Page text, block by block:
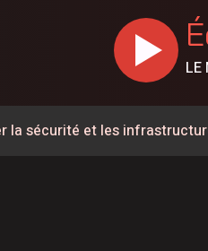
LE
la sécurité et les